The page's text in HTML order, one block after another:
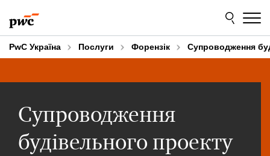
to
content
to
footer
PwC Україна Послуги Форензік Супроводження
Супроводження
будівельного проекту